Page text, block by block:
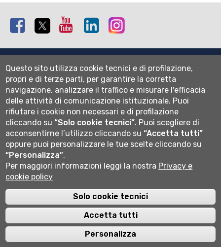
Facebook Twitter Youtube Linkedin
Mappa del sito
Normativa cookie
Informativa privacy
Cookie settings
Wi-fi
Webmail
Università degli studi di Bergamo
Cod. Fiscale 80004350163
P.IVA 01612800167
Centralino 035 2052111
Questo sito utilizza cookie tecnici e di profilazione,
propri e di terze parti, per garantire la corretta
navigazione, analizzare il traffico e misurare l'efficacia
delle attività di comunicazione istituzionale. Puoi
rifiutare i cookie non necessari e di profilazione
cliccando su“Solo cookie tecnici”. Puoi scegliere di
acconsentirne l’utilizzo cliccando su“Accetta tutti”
oppure puoi personalizzare le tue scelte cliccando su
“Personalizza”.
Per maggiori informazioni leggi la nostra Privacy e
cookie policy
Solo cookie tecnici
Accetta tutti
Personalizza